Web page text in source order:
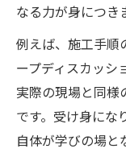
なる力が身につき
例えば、施工手順
ープディスカッシ
実際の現場と同様
です。受け身にな
自体が学びの場と